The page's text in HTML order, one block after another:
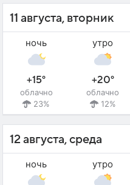
11 августа, вторник
ночь
+15°
облачно
23%
утро
+20°
облачно
12%
12 августа, среда
ночь утро